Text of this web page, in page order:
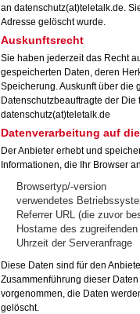
an datenschutz(at)teletalk.de.
Adresse gelöscht wurde.
Auskunftsrecht
Sie haben jederzeit das Recht
gespeicherten Daten, deren
Speicherung. Auskunft über die
Datenschutzbeauftragte der
datenschutz(at)teletalk.de
Datenverarbeitung auf
Der Anbieter erhebt und
Informationen, die Ihr Browser
Browsertyp/-version
verwendetes
Referrer URL (die zuvor
Hostame des
Uhrzeit der Serveranfrage
Diese Daten sind für den
Zusammenführung dieser
vorgenommen, die Daten
gelöscht.